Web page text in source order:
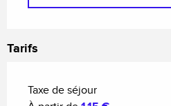
Tarifs
Taxe de séjour